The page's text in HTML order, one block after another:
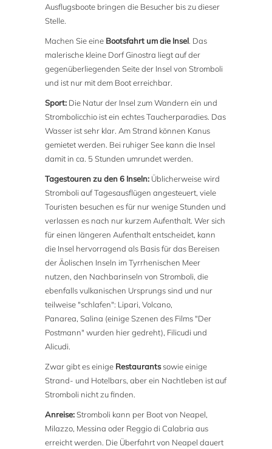
Ausflugsboote bringen die Besucher bis zu dieser
Stelle.
Machen Sie eine Bootsfahrt um die Insel. Das
malerische kleine Dorf Ginostra liegt auf der
gegenüberliegenden Seite der Insel von Stromboli
und ist nur mit dem Boot erreichbar.
Sport: Die Natur der Insel zum Wandern ein und
Strombolicchio ist ein echtes Taucherparadies. Das
Wasser ist sehr klar. Am Strand können Kanus
gemietet werden. Bei ruhiger See kann die Insel
damit in ca. 5 Stunden umrundet werden.
Tagestouren zu den 6 Inseln: Üblicherweise wird
Stromboli auf Tagesausflügen angesteuert, viele
Touristen besuchen es für nur wenige Stunden und
verlassen es nach nur kurzem Aufenthalt. Wer sich
für einen längeren Aufenthalt entscheidet, kann
die Insel hervorragend als Basis für das Bereisen
der Äolischen Inseln im Tyrrhenischen Meer
nutzen, den Nachbarinseln von Stromboli, die
ebenfalls vulkanischen Ursprungs sind und nur
teilweise "schlafen": Lipari, Volcano,
Panarea, Salina (einige Szenen des Films "Der
Postmann" wurden hier gedreht), Filicudi und
Alicudi.
Zwar gibt es einige Restaurantssowie einige
Strand- und Hotelbars, aber ein Nachtleben ist auf
Stromboli nicht zu finden.
Anreise:Stromboli kann per Boot von Neapel,
Milazzo, Messina oder Reggio di Calabria aus
erreicht werden. Die Überfahrt von Neapel dauert